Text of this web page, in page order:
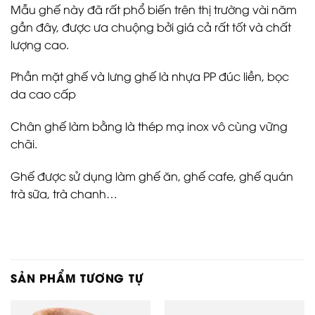
Mẫu ghế này đã rất phổ biến trên thị trường vài năm
gần đây, được ưa chuộng bởi giá cả rất tốt và chất
lượng cao.
Phần mặt ghế và lưng ghế là nhựa PP đúc liền, bọc
da cao cấp
Chân ghế làm bằng là thép mạ inox vô cùng vững
chãi.
Ghế được sử dụng làm ghế ăn, ghế cafe, ghế quán
trà sữa, trà chanh…
SẢN PHẨM TƯƠNG TỰ